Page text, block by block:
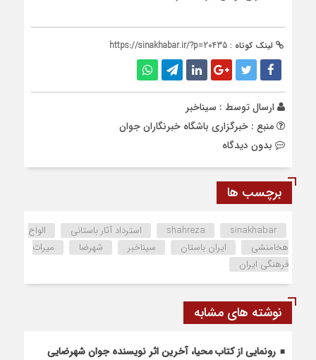
لینک کوتاه : https://sinakhabar.ir/?p=20435
ارسال توسط : سیناخبر
منبع : خبرگزاری باشگاه خبرنگاران جوان
بدون دیدگاه
برچسب ها
shahreza sinakhabar استرداد آثار باستانی
الواح
هخامنشی
ایران باستان سیناخبر شهرضا
میراث
فرهنگی ایران
نوشته های مشابه
رونمایی از کتاب محیا، آخرین اثر نویسنده جوان شهرضایی